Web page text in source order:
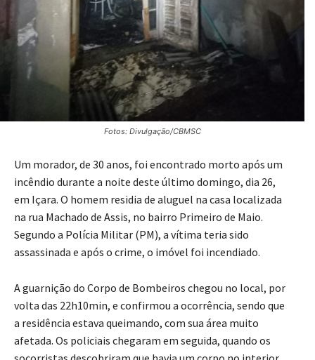
Fotos: Divulgação/CBMSC
Um morador, de 30 anos, foi encontrado morto após um
incêndio durante a noite deste último domingo, dia 26,
em Içara. O homem residia de aluguel na casa localizada
na rua Machado de Assis, no bairro Primeiro de Maio.
Segundo a Polícia Militar (PM), a vítima teria sido
assassinada e após o crime, o imóvel foi incendiado.
A guarnição do Corpo de Bombeiros chegou no local, por
volta das 22h10min, e confirmou a ocorrência, sendo que
a residência estava queimando, com sua área muito
afetada. Os policiais chegaram em seguida, quando os